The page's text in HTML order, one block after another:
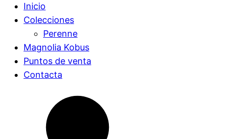
Inicio
Colecciones
Perenne
Magnolia Kobus
Puntos de venta
Contacta